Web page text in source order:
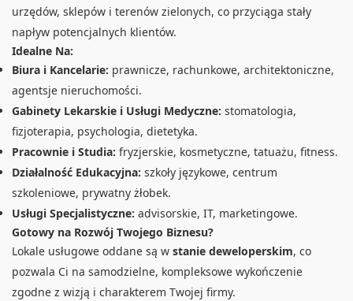
urzędów, sklepów i terenów zielonych, co przyciąga stały
napływ potencjalnych klientów.
Idealne Na:
Biura i Kancelarie: prawnicze, rachunkowe, architektoniczne,
agentsje nieruchomości.
Gabinety Lekarskie i Usługi Medyczne: stomatologia,
fizjoterapia, psychologia, dietetyka.
Pracownie i Studia: fryzjerskie, kosmetyczne, tatuażu, fitness.
Działalność Edukacyjna: szkoły językowe, centrum
szkoleniowe, prywatny żłobek.
Usługi Specjalistyczne: advisorskie, IT, marketingowe.
Gotowy na Rozwój Twojego Biznesu?
Lokale usługowe oddane są w stanie deweloperskim, co
pozwala Ci na samodzielne, kompleksowe wykończenie
zgodne z wizją i charakterem Twojej firmy.